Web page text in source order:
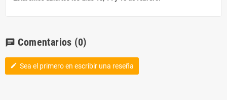
chat Comentarios (0)
edit Sea el primero en escribir una reseña